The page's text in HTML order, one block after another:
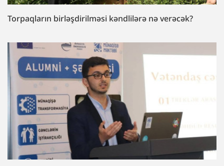
Torpaqların birləşdirilməsi kəndlilərə nə verəcək?